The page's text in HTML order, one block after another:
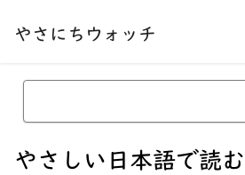
やさにちウォッチ
やさしい日本語で読